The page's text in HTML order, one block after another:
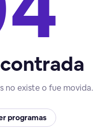
no existe o fue movida.
programas